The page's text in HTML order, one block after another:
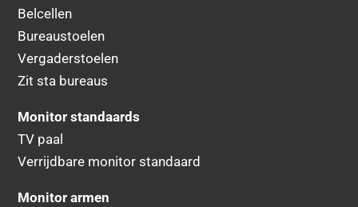
Belcellen
Bureaustoelen
Vergaderstoelen
Zit sta bureaus
Monitor standaards
TV paal
Verrijdbare monitor standaard
Monitor armen